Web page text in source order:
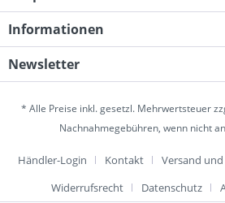
Informationen
Newsletter
* Alle Preise inkl. gesetzl. Mehrwertsteuer
Nachnahmegebühren, wenn nicht
Händler-Login Kontakt
Versand
Widerrufsrecht
Datenschutz